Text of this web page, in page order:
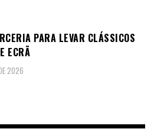
PARA LEVAR CLÁSSICOS
ECRÃ
2026